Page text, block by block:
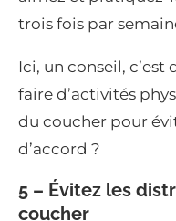
trois fois par
Ici, un conseil,
faire d’activités
du coucher pour
d’accord ?
5 – Évitez les
coucher